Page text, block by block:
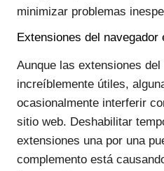
minimizar problemas
Extensiones del navegador
Aunque las extensiones
increíblemente útiles,
ocasionalmente interferir
sitio web. Deshabilitar
extensiones una por una
complemento está